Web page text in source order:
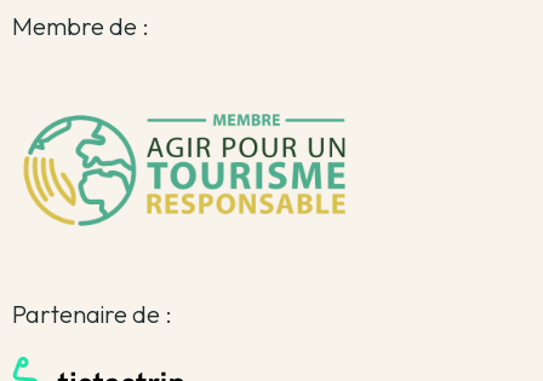
Membre de :
Partenaire de :